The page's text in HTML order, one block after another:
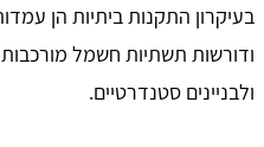
ודורשות תשתיות חשמל
ולבניינים סטנדרטיים.